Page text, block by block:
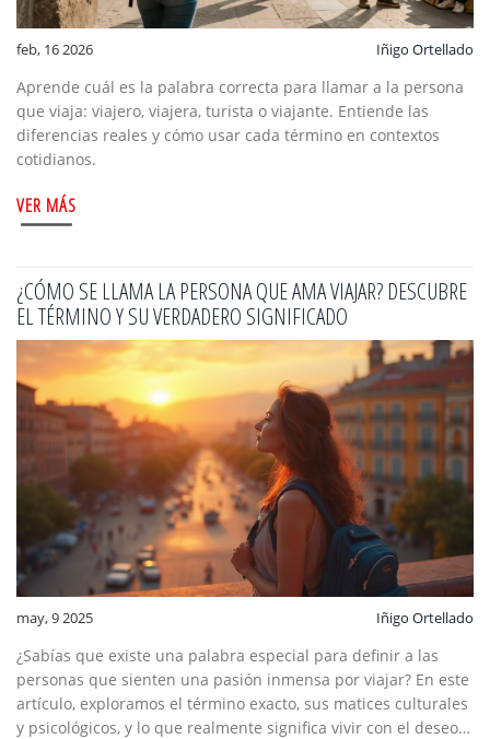
feb, 16 2026 Iñigo Ortellado
Aprende cuál es la palabra correcta para llamar a la persona
que viaja: viajero, viajera, turista o viajante. Entiende las
diferencias reales y cómo usar cada término en contextos
cotidianos.
VER MÁS
¿CÓMO SE LLAMA LA PERSONA QUE AMA VIAJAR? DESCUBRE
EL TÉRMINO Y SU VERDADERO SIGNIFICADO
may, 9 2025 Iñigo Ortellado
¿Sabías que existe una palabra especial para definir a las
personas que sienten una pasión inmensa por viajar? En este
artículo, exploramos el término exacto, sus matices culturales
y psicológicos, y lo que realmente significa vivir con el deseo